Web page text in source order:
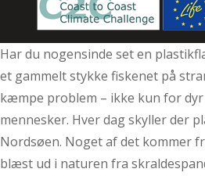
Har du nogensinde set en
et gammelt stykke fiskenet på
kæmpe problem – ikke kun for
mennesker. Hver dag skyller der
Nordsøen. Noget af det kommer
blæst ud i naturen fra